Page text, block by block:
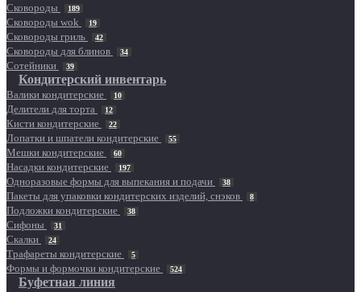
Сковороды 189
Сковороды wok 19
Сковороды гриль 42
Сковороды для блинов 34
Сотейники 39
Кондитерский инвентарь
Валики кондитерские 10
Делители для торта 12
Кисти кондитерские 22
Лопатки и шпатели кондитерские 55
Мешки кондитерские 60
Насадки кондитерские 197
Одноразовые формы для выпекания и подачи 38
Пакеты для упаковки кондитерских изделий, снэков 8
Подложки кондитерские 38
Сифоны 31
Скалки 24
Трафареты кондитерские 5
Формы и формочки кондитерские 524
Буфетная линия